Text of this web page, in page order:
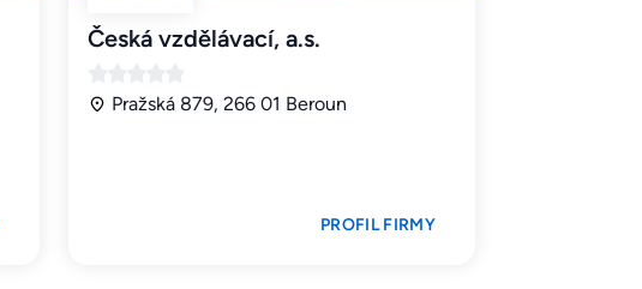
Česká vzdělávací, a.s.
Pražská 879, 266 01 Beroun
PROFIL FIRMY